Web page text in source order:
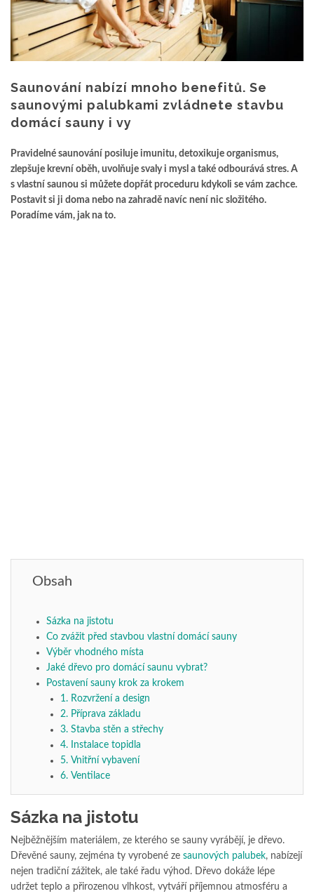
Saunování nabízí mnoho benefitů. Se
saunovými palubkami zvládnete stavbu
domácí sauny i vy
Pravidelné saunování posiluje imunitu, detoxikuje organismus,
zlepšuje krevní oběh, uvolňuje svaly i mysl a také odbourává stres. A
s vlastní saunou si můžete dopřát proceduru kdykoli se vám zachce.
Postavit si ji doma nebo na zahradě navíc není nic složitého.
Poradíme vám, jak na to.
Obsah
Sázka na jistotu
Co zvážit před stavbou vlastní domácí sauny
Výběr vhodného místa
Jaké dřevo pro domácí saunu vybrat?
Postavení sauny krok za krokem
1. Rozvržení a design
2. Příprava základu
3. Stavba stěn a střechy
4. Instalace topidla
5. Vnitřní vybavení
6. Ventilace
Sázka na jistotu
Nejběžnějším materiálem, ze kterého se sauny vyrábějí, je dřevo.
Dřevěné sauny, zejména ty vyrobené ze saunových palubek, nabízejí
nejen tradiční zážitek, ale také řadu výhod. Dřevo dokáže lépe
udržet teplo a přirozenou vlhkost, vytváří příjemnou atmosféru a